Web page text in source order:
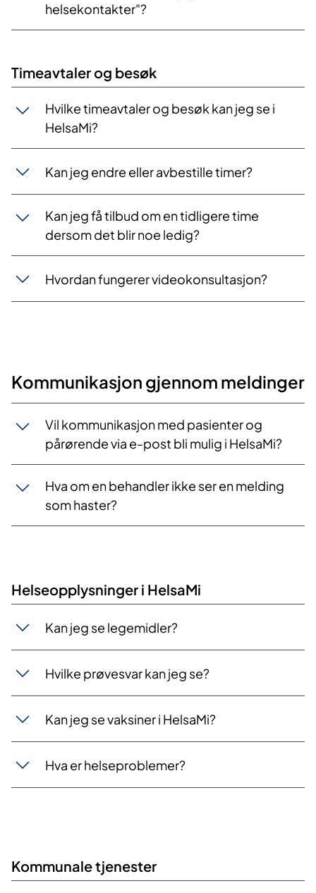
helsekontakter"?
Timeavtaler og besøk
Hvilke timeavtaler og besøk kan jeg se i
HelsaMi?
Kan jeg endre eller avbestille timer?
Kan jeg få tilbud om en tidligere time
dersom det blir noe ledig?
Hvordan fungerer videokonsultasjon?
Kommunikasjon gjennom meldinger
Vil kommunikasjon med pasienter og
pårørende via e-post bli mulig i HelsaMi?
Hva om en behandler ikke ser en melding
som haster?
Helseopplysninger i HelsaMi​
Kan jeg se legemidler?
Hvilke prøvesvar kan jeg se?
Kan jeg se vaksiner i HelsaMi?
Hva er helseproblemer?
Kommunale tjenester